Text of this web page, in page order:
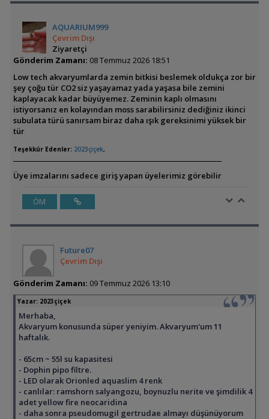
AQUARIUM999
Çevrim Dışı
Ziyaretçi
Gönderim Zamanı: 08 Temmuz 2026 18:51
Low tech akvaryumlarda zemin bitkisi beslemek oldukça zor bir
şey çoğu tür CO2 siz yaşayamaz yada yaşasa bile zemini
kaplayacak kadar büyüyemez. Zeminin kaplı olmasını
istiyorsanız en kolayından moss sarabilirsiniz dediğiniz ikinci
subulata türü sanırsam biraz daha ışık gereksinimi yüksek bir
tür
Teşekkür Edenler: 2023çiçek,
Üye imzalarını sadece giriş yapan üyelerimiz görebilir
ÖM
Future07
Çevrim Dışı
Gönderim Zamanı: 09 Temmuz 2026 13:10
Yazar: 2023çiçek
Merhaba,
Akvaryum konusunda süper yeniyim. Akvaryum'um 11
haftalık.
- 65cm ~ 55l su kapasitesi
- Dophin pipo filtre.
- LED olarak Orionled aquaslim 4 renk
- canlılar: ramshorn salyangozu, boynuzlu nerite ve şimdilik 4
adet yellow fire neocaridina
- daha sonra pseudomugil gertrudae almayı düşünüyorum